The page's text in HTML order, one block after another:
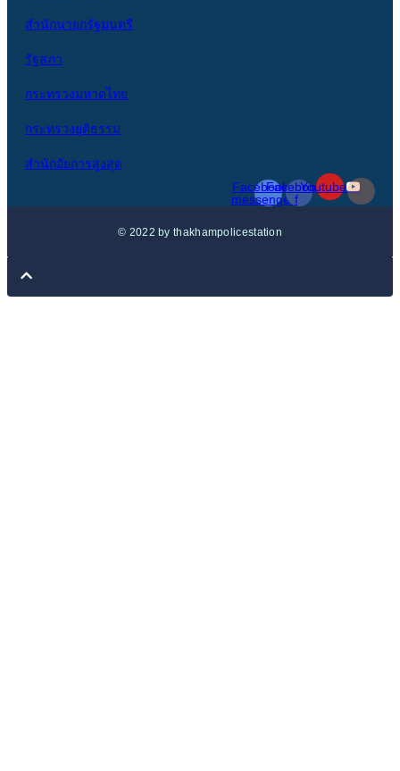
สำนักนายกรัฐมนตรี
รัฐสภา
กระทรวงมหาดไทย
กระทรวงยุติธรรม
สำนักอัยการสูงสุด
Facebook-
messenger
Facebook-
f
Youtube
© 2022 by thakhampolicestation